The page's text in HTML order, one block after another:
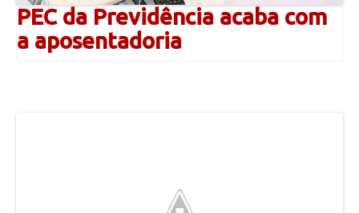
PEC da Previdência acaba com
a aposentadoria